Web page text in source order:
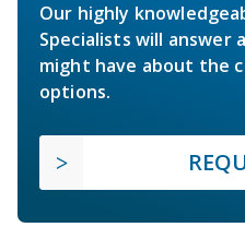
Our highly
Specialists will answer
might have about the
options.